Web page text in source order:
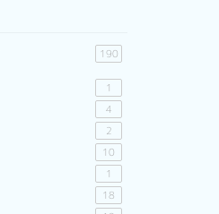
190
1
4
2
10
1
18